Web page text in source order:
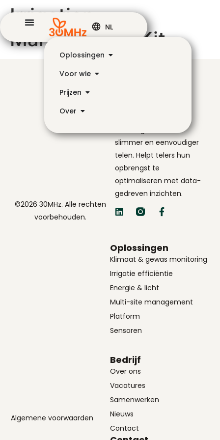
Oplossingen
Voor wie
Prijzen
Over
NL
Irrigation
Management Kit
slimmer en eenvoudiger
telen. Helpt telers hun
opbrengst te
optimaliseren met data-
gedreven inzichten.
Oplossingen
Klimaat & gewas monitoring
Irrigatie efficiëntie
Energie & licht
Multi-site management
Platform
Sensoren
Bedrijf
Over ons
Vacatures
Samenwerken
Nieuws
Contact
©2026 30MHz. Alle rechten
voorbehouden.
Algemene voorwaarden